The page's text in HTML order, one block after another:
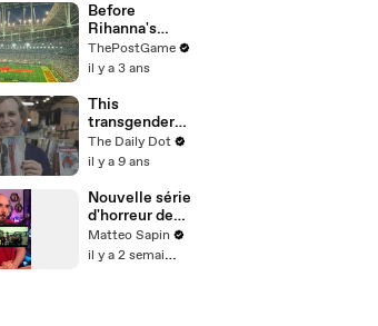
Before
Rihanna's
Super Bowl
LVII Halftime
Construction
Timelapse
ThePostGame
il y a 3 ans
This
transgender
comic book
author is
publish as a
woman
The Daily Dot
il y a 9 ans
Nouvelle série
d'horreur de
Netflix
Matteo Sapin
il y a 2 semaines